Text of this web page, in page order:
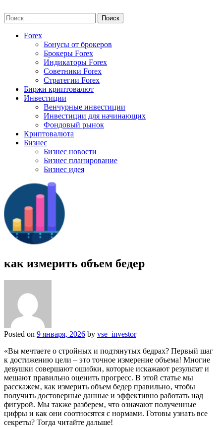
to
content
Найти:
Forex
Бонусы от брокеров
Брокеры Forex
Индикаторы Forex
Советники Forex
Стратегии Forex
Биржи криптовалют
Инвестиции
Венчурные инвестиции
Инвестиции для начинающих
Фондовый рынок
Криптовалюта
Бизнес
Бизнес новости
Бизнес планирование
Бизнес идея
как измерить объем бедер
Posted on 9 января, 2026 by vse_investor
«Вы мечтаете о стройных и подтянутых бедрах? Первый шаг
к достижению цели – это точное измерение объема! Многие
девушки совершают ошибки‚ которые искажают результат и
мешают правильно оценить прогресс. В этой статье мы
расскажем‚ как измерить объем бедер правильно‚ чтобы
получить достоверные данные и эффективно работать над
фигурой. Мы также разберем‚ что означают полученные
цифры и как они соотносятся с нормами. Готовы узнать все
секреты? Тогда читайте дальше!